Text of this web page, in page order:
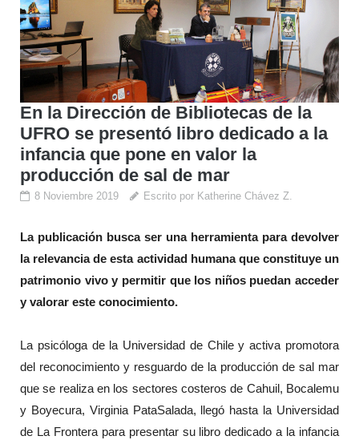
En la Dirección de Bibliotecas de la
UFRO se presentó libro dedicado a la
infancia que pone en valor la
producción de sal de mar
8 Noviembre 2019 Escrito por Katherine Chávez Z.
La publicación busca ser una herramienta para devolver
la relevancia de esta actividad humana que constituye un
patrimonio vivo y permitir que los niños puedan acceder
y valorar este conocimiento.
La psicóloga de la Universidad de Chile y activa promotora
del reconocimiento y resguardo de la producción de sal mar
que se realiza en los sectores costeros de Cahuil, Bocalemu
y Boyecura, Virginia PataSalada, llegó hasta la Universidad
de La Frontera para presentar su libro dedicado a la infancia